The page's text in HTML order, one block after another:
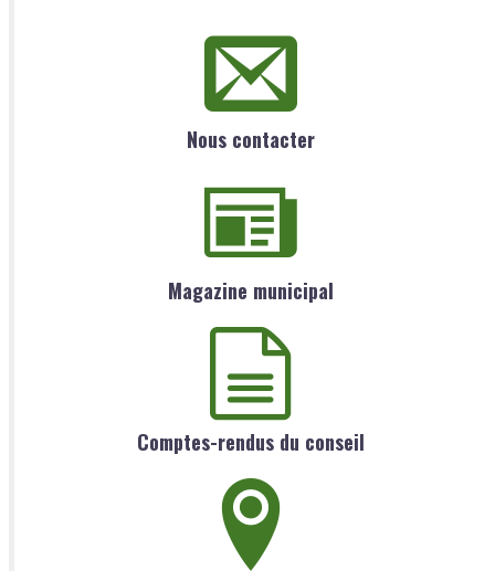
Nous contacter
Magazine municipal
Comptes-rendus du conseil